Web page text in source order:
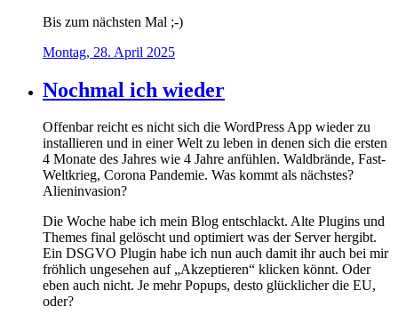
Bis zum nächsten Mal ;-)
Montag, 28. April 2025
Nochmal ich wieder
Offenbar reicht es nicht sich die WordPress App wieder zu
installieren und in einer Welt zu leben in denen sich die ersten
4 Monate des Jahres wie 4 Jahre anfühlen. Waldbrände, Fast-
Weltkrieg, Corona Pandemie. Was kommt als nächstes?
Alieninvasion?
Die Woche habe ich mein Blog entschlackt. Alte Plugins und
Themes final gelöscht und optimiert was der Server hergibt.
Ein DSGVO Plugin habe ich nun auch damit ihr auch bei mir
fröhlich ungesehen auf „Akzeptieren“ klicken könnt. Oder
eben auch nicht. Je mehr Popups, desto glücklicher die EU,
oder?